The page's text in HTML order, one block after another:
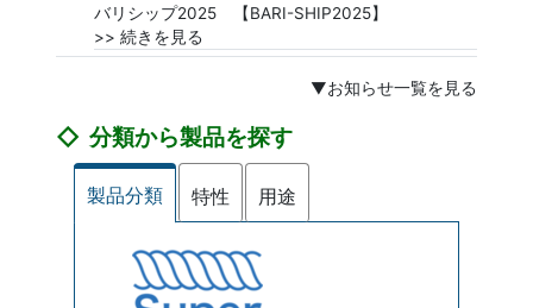
バリシップ2025 【BARI-SHIP2025】
>> 続きを見る
▼お知らせ一覧を見る
分類から製品を探す
製品分類 特性 用途